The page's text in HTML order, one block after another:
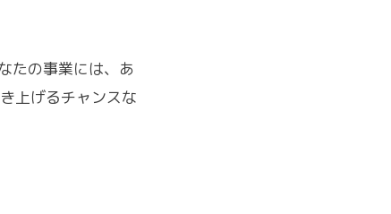
たの事業には、あ
上げるチャンスな